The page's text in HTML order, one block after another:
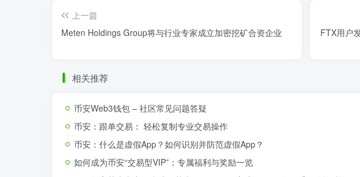
上一篇
Meten Holdings Group将与行业专家成立加密挖矿合资企业
FTX用户
相关推荐
币安Web3钱包 – 社区常见问题答疑
币安：跟单交易： 轻松复制专业交易操作
币安：什么是虚假App？如何识别并防范虚假App？
如何成为币安“交易型VIP”：专属福利与奖励一览